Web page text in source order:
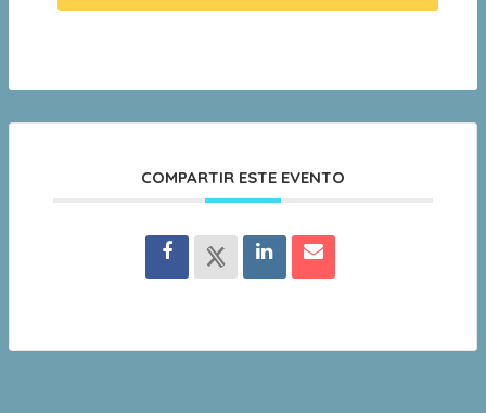
COMPARTIR ESTE EVENTO